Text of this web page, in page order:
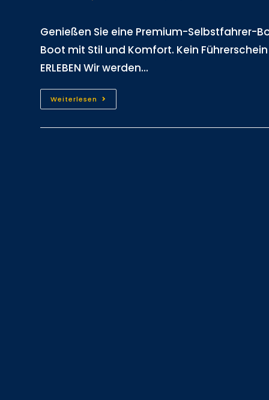
Genießen Sie eine Premium-Selbstfahrer-
Boot mit Stil und Komfort. Kein
ERLEBEN Wir werden...
Weiterlesen